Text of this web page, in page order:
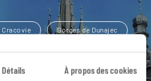
Détails À propos des cookies
Cracovie Gorges de Dunajec
Musée Auschwitz-Birkenau
Château de Bouzov